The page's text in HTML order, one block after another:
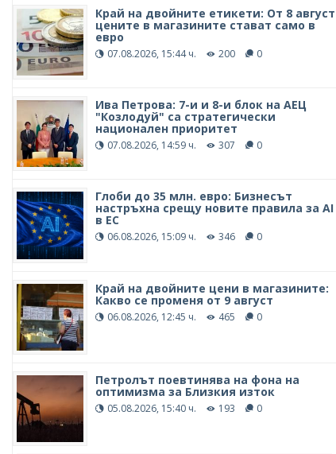
Край на двойните етикети: От 8 август
цените в магазините стават само в
евро
07.08.2026, 15:44 ч. 200 0
Ива Петрова: 7-и и 8-и блок на АЕЦ
"Козлодуй" са стратегически
национален приоритет
07.08.2026, 14:59 ч. 307 0
Глоби до 35 млн. евро: Бизнесът
настръхна срещу новите правила за AI
в ЕС
06.08.2026, 15:09 ч. 346 0
Край на двойните цени в магазините:
Какво се променя от 9 август
06.08.2026, 12:45 ч. 465 0
Петролът поевтинява на фона на
оптимизма за Близкия изток
05.08.2026, 15:40 ч. 193 0